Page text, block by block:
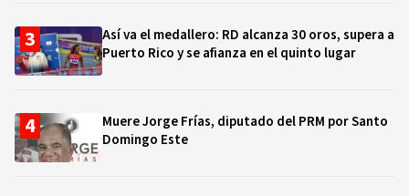
Así va el medallero: RD alcanza 30 oros, supera a
Puerto Rico y se afianza en el quinto lugar
Muere Jorge Frías, diputado del PRM por Santo
Domingo Este